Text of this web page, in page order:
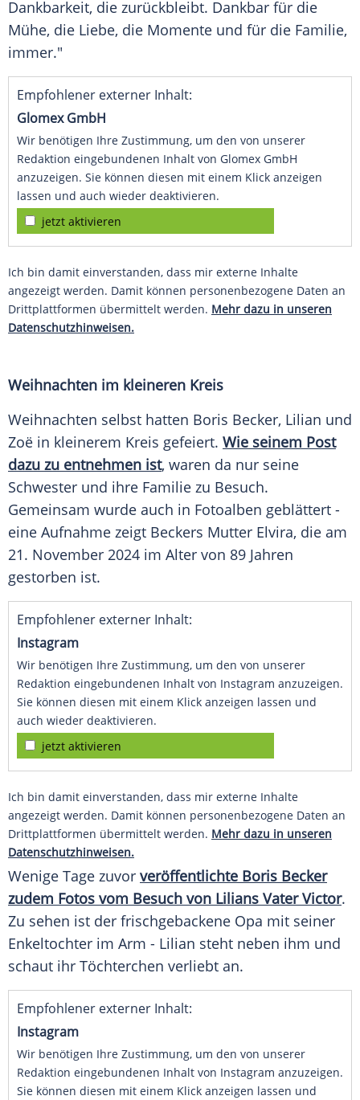
Dankbarkeit, die zurückbleibt. Dankbar für die
Mühe, die Liebe, die Momente und für die Familie,
immer."
Empfohlener externer Inhalt:
Glomex GmbH
Wir benötigen Ihre Zustimmung, um den von unserer
Redaktion eingebundenen Inhalt von Glomex GmbH
anzuzeigen. Sie können diesen mit einem Klick anzeigen
lassen und auch wieder deaktivieren.
jetzt aktivieren
Ich bin damit einverstanden, dass mir externe Inhalte
angezeigt werden. Damit können personenbezogene Daten an
Drittplattformen übermittelt werden. Mehr dazu in unseren
Datenschutzhinweisen.
Weihnachten im kleineren Kreis
Weihnachten selbst hatten Boris Becker, Lilian und
Zoë in kleinerem Kreis gefeiert. Wie seinem Post
dazu zu entnehmen ist, waren da nur seine
Schwester und ihre Familie zu Besuch.
Gemeinsam wurde auch in Fotoalben geblättert -
eine Aufnahme zeigt Beckers Mutter Elvira, die am
21. November 2024 im Alter von 89 Jahren
gestorben ist.
Empfohlener externer Inhalt:
Instagram
Wir benötigen Ihre Zustimmung, um den von unserer
Redaktion eingebundenen Inhalt von Instagram anzuzeigen.
Sie können diesen mit einem Klick anzeigen lassen und
auch wieder deaktivieren.
jetzt aktivieren
Ich bin damit einverstanden, dass mir externe Inhalte
angezeigt werden. Damit können personenbezogene Daten an
Drittplattformen übermittelt werden. Mehr dazu in unseren
Datenschutzhinweisen.
Wenige Tage zuvor veröffentlichte Boris Becker
zudem Fotos vom Besuch von Lilians Vater Victor.
Zu sehen ist der frischgebackene Opa mit seiner
Enkeltochter im Arm - Lilian steht neben ihm und
schaut ihr Töchterchen verliebt an.
Empfohlener externer Inhalt:
Instagram
Wir benötigen Ihre Zustimmung, um den von unserer
Redaktion eingebundenen Inhalt von Instagram anzuzeigen.
Sie können diesen mit einem Klick anzeigen lassen und